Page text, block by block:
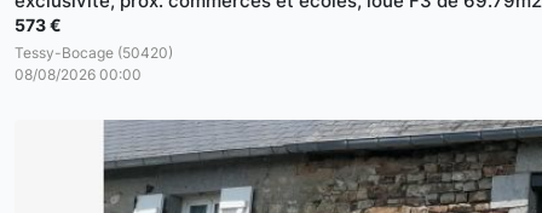
573 €
Tessy-Bocage (50420)
08/08/2026 00:00